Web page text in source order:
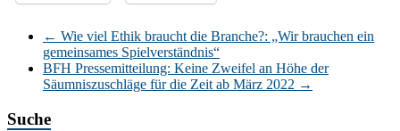
← Wie viel Ethik braucht die Branche?: „Wir brauchen ein
gemeinsames Spielverständnis“
BFH Pressemitteilung: Keine Zweifel an Höhe der
Säumniszuschläge für die Zeit ab März 2022 →
Suche